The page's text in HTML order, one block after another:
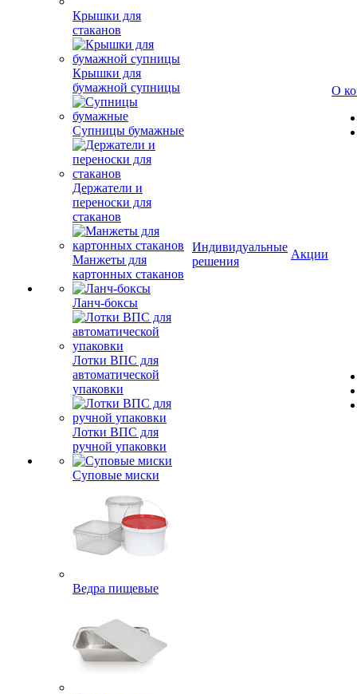
Крышки для
стаканов
Крышки для
бумажной супницы
Супницы бумажные
Держатели и
переноски для
стаканов
Манжеты для
картонных стаканов
Ланч-боксы
Лотки ВПС для
автоматической
упаковки
Лотки ВПС для
ручной упаковки
Суповые миски
Ведра пищевые
Индивидуальные
решения
Акции
О